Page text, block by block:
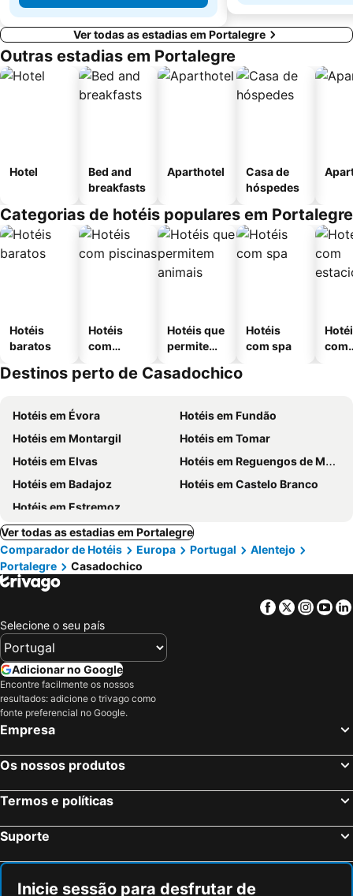
Ver todas as estadias em Portalegre
Outras estadias em Portalegre
Hotel
Bed and
breakfasts
Aparthotel
Casa de
hóspedes
Categorias de hotéis populares em Portalegre
Hotéis
baratos
Hotéis
com
Hotéis que
permitem
Hotéis
com spa
com
Destinos perto de Casadochico
Hotéis em Évora
Hotéis em Fundão
Hotéis em Montargil
Hotéis em Tomar
Hotéis em Elvas
Hotéis em Reguengos de Monsaraz
Hotéis em Badajoz
Hotéis em Castelo Branco
Hotéis em Estremoz
Ver todas as estadias em Portalegre
Comparador de Hotéis
Europa Portugal
Alentejo
Portalegre
Casadochico
Facebook
Twitter
Selecione o seu país
Adicionar no Google
Encontre facilmente os nossos
resultados: adicione o trivago como
fonte preferencial no Google.
Empresa
Os nossos produtos
Termos e políticas
Suporte
Inicie sessão para desfrutar de